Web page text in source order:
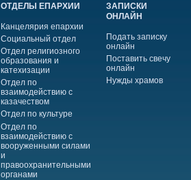
ОТДЕЛЫ ЕПАРХИИ
Канцелярия епархии
Социальный отдел
Отдел религиозного
образования и
катехизации
Отдел по
взаимодействию с
казачеством
Отдел по культуре
Отдел по
взаимодействию с
вооруженными силами
и
правоохранительными
органами
ЗАПИСКИ
ОНЛАЙН
Подать записку
онлайн
Поставить свечу
онлайн
Нужды храмов